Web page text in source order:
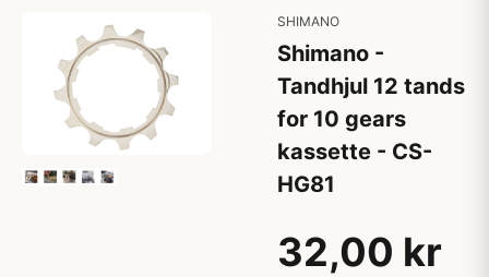
SHIMANO
Shimano -
Tandhjul 12 tands
for 10 gears
kassette - CS-
HG81
32,00 kr